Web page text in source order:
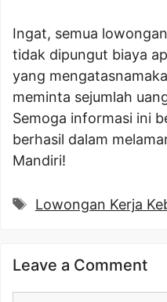
Ingat, semua
tidak dipungut biaya
yang
meminta sejumlah
Semoga informasi ini
berhasil dalam
Mandiri!
Tags
Lowongan Kerja
Leave a Comment